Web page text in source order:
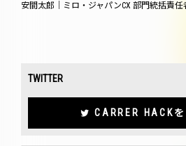
安間太郎｜ミロ・ジャパンCX 部門統括責任
TWITTER
CARRER HACK